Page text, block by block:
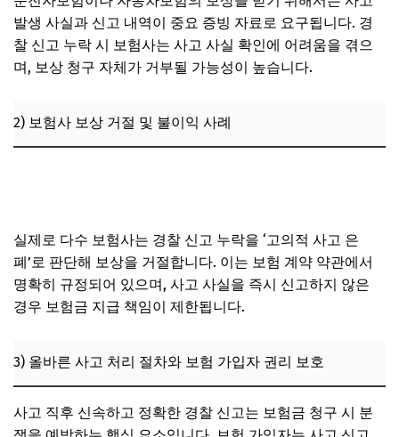
발생 사실과 신고 내역이 중요 증빙 자료로 요구됩니다. 경
찰 신고 누락 시 보험사는 사고 사실 확인에 어려움을 겪으
며, 보상 청구 자체가 거부될 가능성이 높습니다.
2) 보험사 보상 거절 및 불이익 사례
실제로 다수 보험사는 경찰 신고 누락을 ‘고의적 사고 은
폐’로 판단해 보상을 거절합니다. 이는 보험 계약 약관에서
명확히 규정되어 있으며, 사고 사실을 즉시 신고하지 않은
경우 보험금 지급 책임이 제한됩니다.
3) 올바른 사고 처리 절차와 보험 가입자 권리 보호
사고 직후 신속하고 정확한 경찰 신고는 보험금 청구 시 분